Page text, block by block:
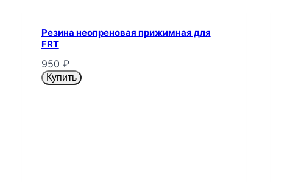
Резина неопреновая прижимная для
FRT
950 ₽
Купить